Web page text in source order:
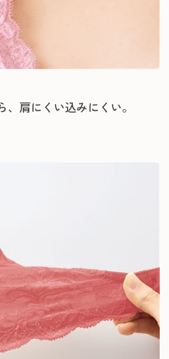
肩にくい込みにくい。